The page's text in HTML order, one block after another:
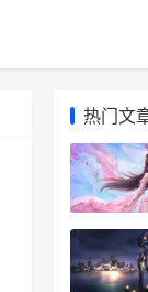
热门文